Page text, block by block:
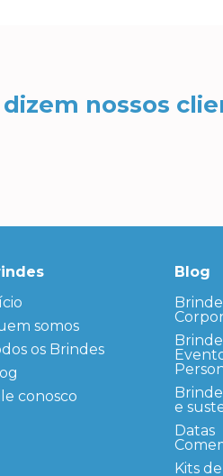
nossos
somos
← Back
FAQ
Sitemap
os Brindes
← Back
Agendas
Personalizadas
Anotação
Personalizado
conosco
Blog
e
Datas
Kits